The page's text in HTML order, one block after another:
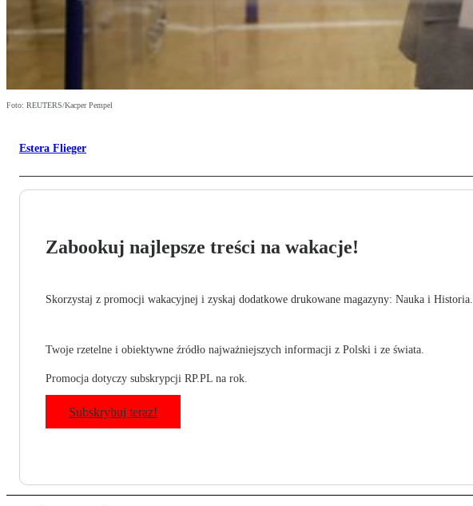
Foto: REUTERS/Kacper Pempel
Estera Flieger
Zabookuj najlepsze treści na wakacje!
Skorzystaj z promocji wakacyjnej i zyskaj dodatkowe drukowane magazyny: Nauka i Historia.
Twoje rzetelne i obiektywne źródło najważniejszych informacji z Polski i ze świata.
Promocja dotyczy subskrypcji RP.PL na rok.
Subskrybuj teraz!